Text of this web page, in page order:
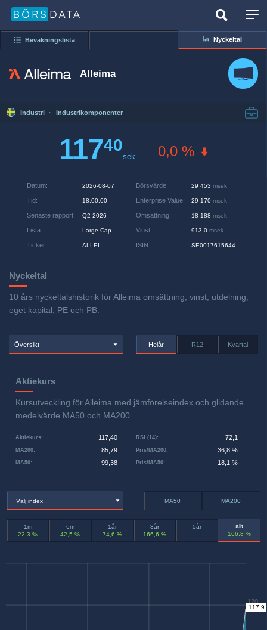
Bevakningslista Nyckeltal
Alleima
Industri · Industrikomponenter
11740
sek 0,0 %
Datum: 2026-08-07
Tid: 18:00:00
Senaste rapport: Q2-2026
Lista: Large Cap
Ticker: ALLEI
Börsvärde: 29 453 msek
Enterprise Value: 29 170 msek
Omsättning: 18 188 msek
Vinst: 913,0 msek
ISIN: SE0017615644
Nyckeltal
10 års nyckeltalshistorik för Alleima omsättning, vinst, utdelning,
eget kapital, PE och PB.
Översikt Helår R12 Kvartal
Aktiekurs
Kursutveckling för Alleima med jämförelseindex och glidande
medelvärde MA50 och MA200.
Aktiekurs: 117,40
MA50: 99,38
MA200: 85,79 Pris/MA200: 36,8 %
RSI (14): 72,1
Pris/MA50: 18,1 %
Välj index MA50 MA200
1m
22,3 %
6m
42,5 %
1år
74,6 %
3år
166,6 %
5år
-
allt
166,8 %
120
117.9